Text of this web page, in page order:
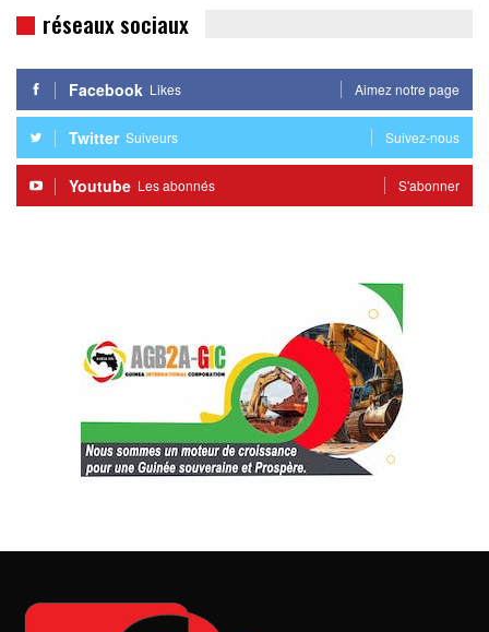
réseaux sociaux
Facebook Likes Aimez notre page
Twitter Suiveurs Suivez-nous
Youtube Les abonnés S'abonner